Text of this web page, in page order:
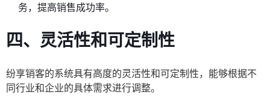
务，提高销售成功率。
四、灵活性和可定制性
纷享销客的系统具有高度的灵活性和可定制性，能够根据不
同行业和企业的具体需求进行调整。